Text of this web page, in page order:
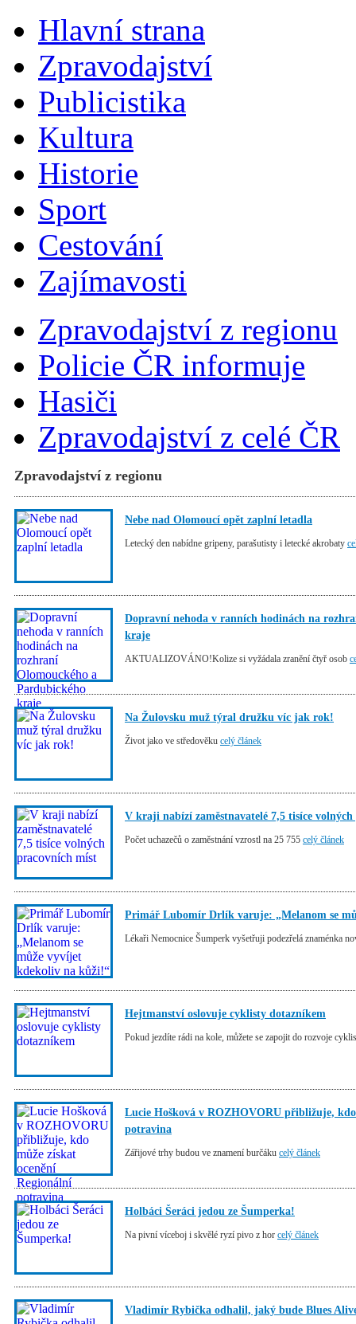
Hlavní strana
Zpravodajství
Publicistika
Kultura
Historie
Sport
Cestování
Zajímavosti
Zpravodajství z regionu
Policie ČR informuje
Hasiči
Zpravodajství z celé ČR
Zpravodajství z regionu
Nebe nad Olomoucí opět zaplní letadla
Letecký den nabídne gripeny, parašutisty i letecké akrobaty
Dopravní nehoda v ranních hodinách na
kraje
AKTUALIZOVÁNO!Kolize si vyžádala zranění čtyř osob
Na Žulovsku muž týral družku víc jak rok!
Život jako ve středověku celý článek
V kraji nabízí zaměstnavatelé 7,5 tisíce
Počet uchazečů o zaměstnání vzrostl na 25 755 celý článek
Primář Lubomír Drlík varuje: „Melanom se
Lékaři Nemocnice Šumperk vyšetřuji podezřelá znaménka
Hejtmanství oslovuje cyklisty dotazníkem
Pokud jezdíte rádi na kole, můžete se zapojit do rozvoje
Lucie Hošková v ROZHOVORU přibližuje,
potravina
Zářijové trhy budou ve znamení burčáku celý článek
Holbáci Šeráci jedou ze Šumperka!
Na pivní víceboj i skvělé ryzí pivo z hor celý článek
Vladimír Rybička odhalil, jaký bude Blues